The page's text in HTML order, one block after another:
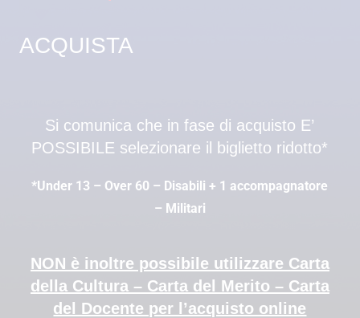
ACQUISTA
Si comunica che in fase di acquisto E’
POSSIBILE selezionare il biglietto ridotto*
*Under 13 – Over 60 – Disabili + 1 accompagnatore
– Militari
NON è inoltre possibile utilizzare Carta
della Cultura – Carta del Merito – Carta
del Docente per l’acquisto online